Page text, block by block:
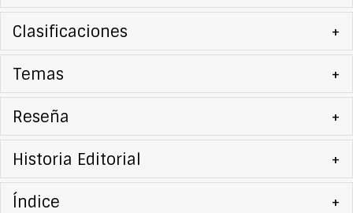
Clasificaciones +
Temas +
Reseña +
Historia Editorial +
Índice +